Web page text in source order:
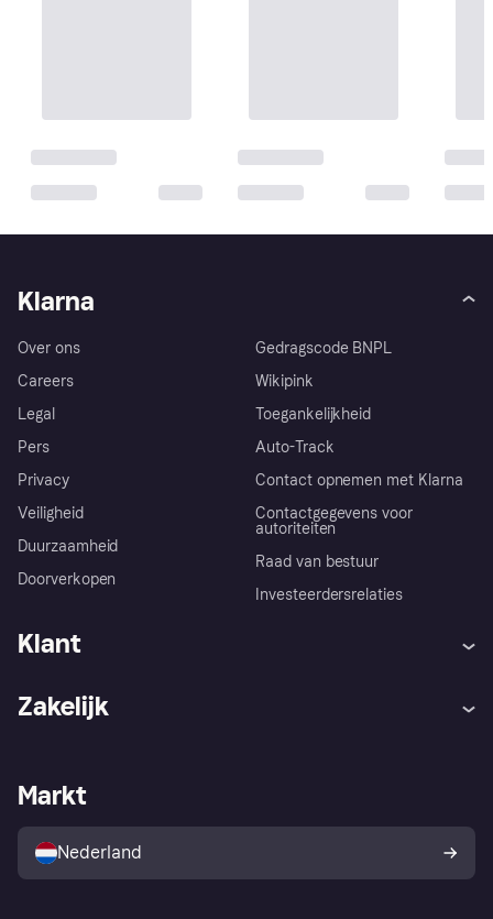
Klarna
Over ons
Careers
Legal
Pers
Privacy
Veiligheid
Duurzaamheid
Doorverkopen
Gedragscode BNPL
Wikipink
Toegankelijkheid
Auto-Track
Contact opnemen met Klarna
Contactgegevens voor
autoriteiten
Raad van bestuur
Investeerdersrelaties
Klant
Winkeloverzicht
Kopersbescherming voor
consumenten
Zakelijk
Zakelijke login
Markt
Nederland